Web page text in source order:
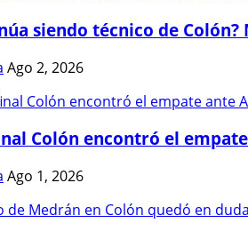
siendo técnico de Colón?
Ago 2, 2026
Colón encontró el
Ago 1, 2026